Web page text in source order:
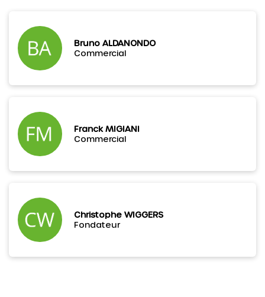
Bruno ALDANONDO
Commercial
Franck MIGIANI
Commercial
Christophe WIGGERS
Fondateur